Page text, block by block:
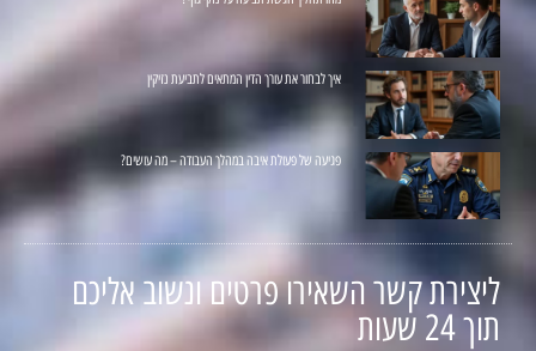
איך לבחור את עורך הדין המתאים לתביעת נזיקין
פגיעה של פעולת איבה במהלך העבודה – מה עושים?
ליצירת קשר השאירו פרטים ונשוב אליכם
תוך 24 שעות